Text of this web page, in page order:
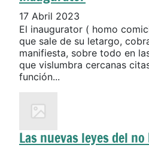
17 Abril 2023
El inaugurator ( homo
que sale de su letargo,
manifiesta, sobre todo en
que vislumbra cercanas
función...
Las nuevas leyes del